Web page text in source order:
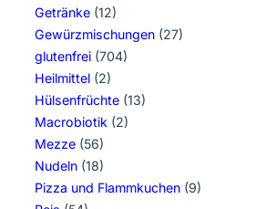
Getränke (12)
Gewürzmischungen (27)
glutenfrei (704)
Heilmittel (2)
Hülsenfrüchte (13)
Macrobiotik (2)
Mezze (56)
Nudeln (18)
Pizza und Flammkuchen (9)